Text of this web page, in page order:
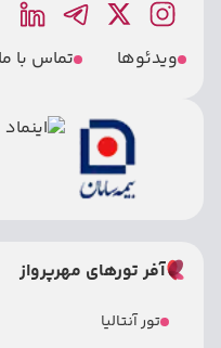
ویدئوها تماس با ما
آفر تورهای مهرپرواز
تور آنتالیا